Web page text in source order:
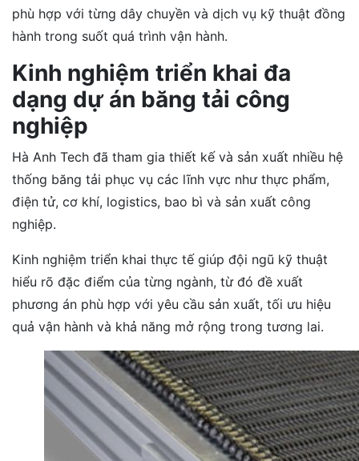
phù hợp với từng dây chuyền và dịch vụ kỹ thuật đồng
hành trong suốt quá trình vận hành.
Kinh nghiệm triển khai đa
dạng dự án băng tải công
nghiệp
Hà Anh Tech đã tham gia thiết kế và sản xuất nhiều hệ
thống băng tải phục vụ các lĩnh vực như thực phẩm,
điện tử, cơ khí, logistics, bao bì và sản xuất công
nghiệp.
Kinh nghiệm triển khai thực tế giúp đội ngũ kỹ thuật
hiểu rõ đặc điểm của từng ngành, từ đó đề xuất
phương án phù hợp với yêu cầu sản xuất, tối ưu hiệu
quả vận hành và khả năng mở rộng trong tương lai.